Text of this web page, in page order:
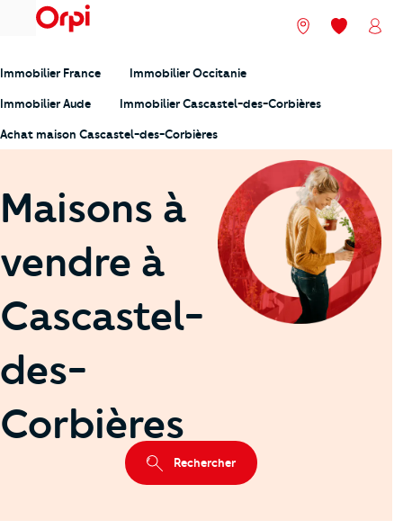
menu Nos agences
Mes
Immobilier France Immobilier Occitanie
Immobilier Aude Immobilier Cascastel-des-Corbières
Achat maison Cascastel-des-Corbières
Maisons à
vendre à
Cascastel-
des-
Corbières
Rechercher